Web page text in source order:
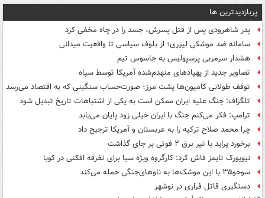
پربازدیدترین ها
پدر شاهرودی پس از قتل پسرش، جسد را در چاه مخفی کرد
سامانه ضد موشکی لیزری؛ از بلوف سیاسی تا واقعیت میدانی
هشدار سرمربی پرسپولیس به جاسوس تیم
تصاویر جدید از پهپادهای منهدم‌شده آمریکا توسط سپاه
توقف طولانی کامیون‌ها پشت مرز؛ صورت‌حساب سنگینی که به اقتصاد می‌رسد
تلگراف: جنگ علیه ایران ممکن است به یکی از اشتباهات تاریخ تبدیل شود
ترامپ: فکر می‌کنم جنگ با ایران خیلی زود پایان می‌یابد
چرا محمد صلاح ترکیه را به عربستان و آمریکا ترجیح داد
برخورد پراید با تیر برق ۲ فوتی بر جای گذاشت
نیویورک تایمز فاش کرد: کارگروه ویژه سیا برای تفرقه افکنی در کوبا
سوخو۳۵ با این موشک‌ها به ناوهای‌جنگی حمله می‌کند
دستگیری قاتل فراری در نوشهر